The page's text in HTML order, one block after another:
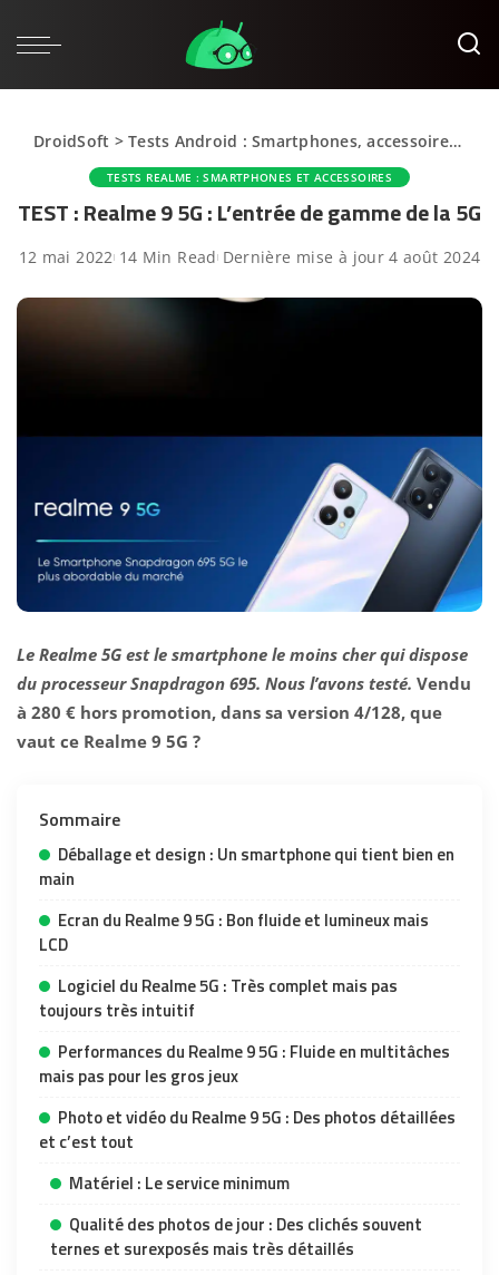
DroidSoft >Tests Android : Smartphones, accessoires et applications
TESTS REALME : SMARTPHONES ET ACCESSOIRES
TEST : Realme 9 5G : L’entrée de gamme de la 5G
12 mai 2022 14 Min Read Dernière mise à jour 4 août 2024
Le Realme 5G est le smartphone le moins cher qui dispose
du processeur Snapdragon 695. Nous l’avons testé. Vendu
à 280 € hors promotion, dans sa version 4/128, que
vaut ce Realme 9 5G ?
Sommaire
Déballage et design : Un smartphone qui tient bien en
main
Ecran du Realme 9 5G : Bon fluide et lumineux mais
LCD
Logiciel du Realme 5G : Très complet mais pas
toujours très intuitif
Performances du Realme 9 5G : Fluide en multitâches
mais pas pour les gros jeux
Photo et vidéo du Realme 9 5G : Des photos détaillées
et c’est tout
Matériel : Le service minimum
Qualité des photos de jour : Des clichés souvent
ternes et surexposés mais très détaillés